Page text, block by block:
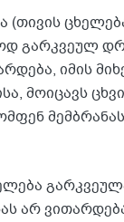
(თივის
გარკვეულ
იმის
მოიცავს
არ